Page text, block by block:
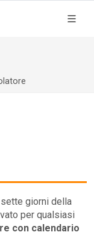
giorni della
per qualsiasi
con calendario